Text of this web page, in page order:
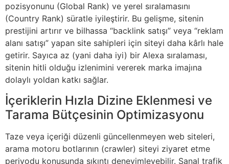
pozisyonunu (Global Rank) ve yerel sıralamasını
(Country Rank) süratle iyileştirir. Bu gelişme, sitenin
prestijini artırır ve bilhassa “backlink satışı” veya “reklam
alanı satışı” yapan site sahipleri için siteyi daha kârlı hale
getirir. Sayıca az (yani daha iyi) bir Alexa sıralaması,
sitenin hitli olduğu izlenimini vererek marka imajına
dolaylı yoldan katkı sağlar.
İçeriklerin Hızla Dizine Eklenmesi ve
Tarama Bütçesinin Optimizasyonu
Taze veya içeriği düzenli güncellenmeyen web siteleri,
arama motoru botlarının (crawler) siteyi ziyaret etme
periyodu konusunda sıkıntı deneyimleyebilir. Sanal trafik